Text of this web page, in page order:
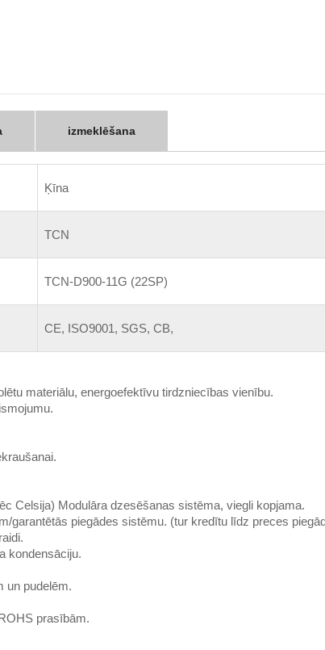
izmeklēšana
Ķīna
TCN
TCN-D900-11G (22SP)
CE, ISO9001, SGS, CB,
materiālu, energoefektīvu tirdzniecības vienību.
Celsija) Modulāra dzesēšanas sistēma, viegli kopjama.
garantētās piegādes sistēmu. (tur kredītu līdz preces
kondensāciju.
un pudelēm.
prasībām.